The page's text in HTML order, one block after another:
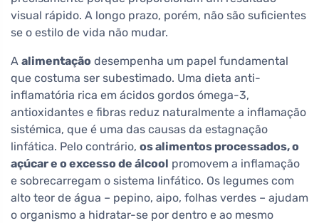
visual rápido. A longo prazo, porém, não são suficientes
se o estilo de vida não mudar.
A alimentação desempenha um papel fundamental
que costuma ser subestimado. Uma dieta anti-
inflamatória rica em ácidos gordos ómega-3,
antioxidantes e fibras reduz naturalmente a inflamação
sistémica, que é uma das causas da estagnação
linfática. Pelo contrário, os alimentos processados, o
açúcar e o excesso de álcool promovem a inflamação
e sobrecarregam o sistema linfático. Os legumes com
alto teor de água – pepino, aipo, folhas verdes – ajudam
o organismo a hidratar-se por dentro e ao mesmo